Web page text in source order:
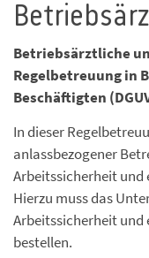
Betriebsärztliche
Regelbetreuung in
Beschäftigten
In dieser
anlassbezogener
Arbeitssicherheit und
Hierzu muss das
Arbeitssicherheit
bestellen.